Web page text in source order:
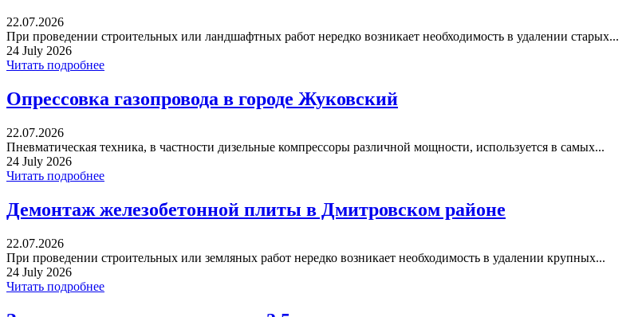
22.07.2026
При проведении строительных или ландшафтных работ нередко возникает необходимость в удалении старых...
24 July 2026
Читать подробнее
Опрессовка газопровода в городе Жуковский
22.07.2026
Пневматическая техника, в частности дизельные компрессоры различной мощности, используется в самых...
24 July 2026
Читать подробнее
Демонтаж железобетонной плиты в Дмитровском районе
22.07.2026
При проведении строительных или земляных работ нередко возникает необходимость в удалении крупных...
24 July 2026
Читать подробнее